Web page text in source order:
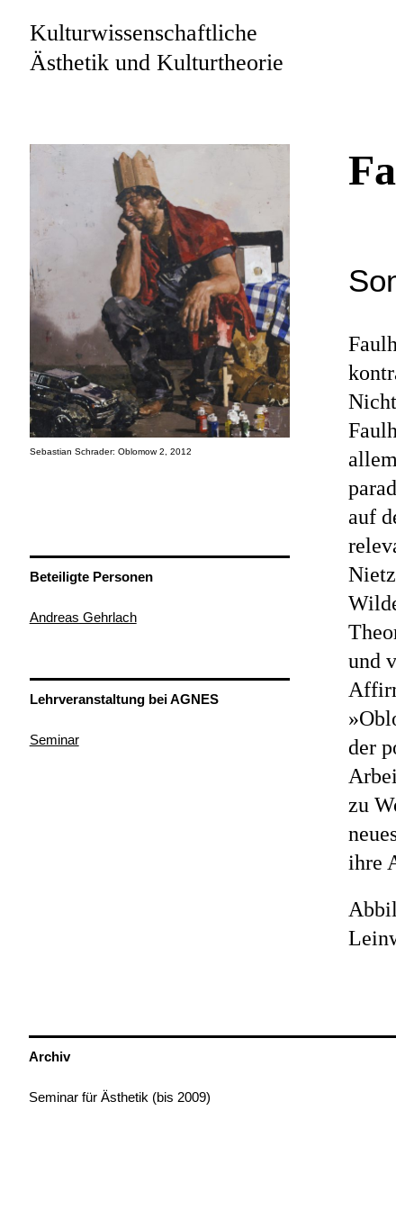
Kulturwissenschaftliche
Ästhetik und Kulturtheorie
Sebastian Schrader: Oblomow 2, 2012
auf
und
der
zu
ihre
Beteiligte Personen
Andreas Gehrlach
Lehrveranstaltung bei AGNES
Seminar
Archiv
Seminar für Ästhetik (bis 2009)